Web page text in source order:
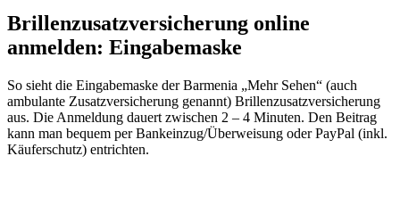
Brillenzusatzversicherung online
anmelden: Eingabemaske
So sieht die Eingabemaske der Barmenia „Mehr Sehen“ (auch
ambulante Zusatzversicherung genannt) Brillenzusatzversicherung
aus. Die Anmeldung dauert zwischen 2 – 4 Minuten. Den Beitrag
kann man bequem per Bankeinzug/Überweisung oder PayPal (inkl.
Käuferschutz) entrichten.